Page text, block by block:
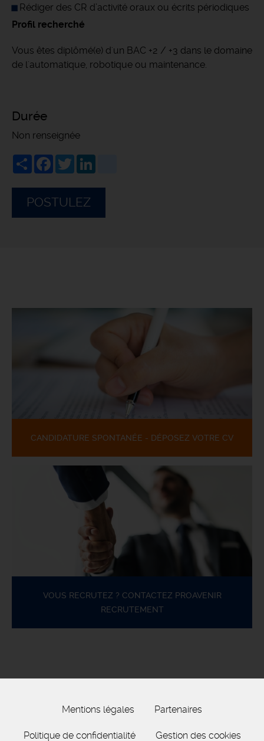
Rédiger des CR d’activité oraux ou écrits périodiques
Profil recherché
Vous êtes diplômé(e) d'un BAC +2 / +3 dans le domaine
de l'automatique, robotique ou maintenance.
Durée
Non renseignée
ShareFacebook
Twitter
POSTULEZ
CANDIDATURE SPONTANÉE - DÉPOSEZ VOTRE CV
VOUS RECRUTEZ ? CONTACTEZ PROAVENIR
RECRUTEMENT
Mentions légales Partenaires
Politique de confidentialité Gestion des cookies